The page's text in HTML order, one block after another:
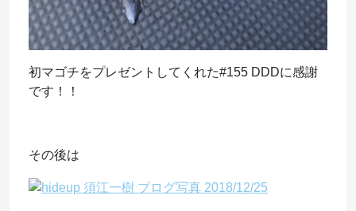
初マゴチをプレゼントしてくれた#155 DDDに感謝
です！！
その後は